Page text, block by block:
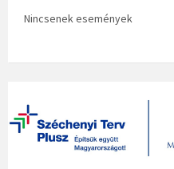
Nincsenek események